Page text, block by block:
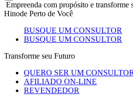
Empreenda com propósito e transforme
Hinode Perto de Você
BUSQUE UM CONSULTOR
BUSQUE UM CONSULTOR
Transforme seu Futuro
QUERO SER UM
AFILIADO ON-LINE
REVENDEDOR